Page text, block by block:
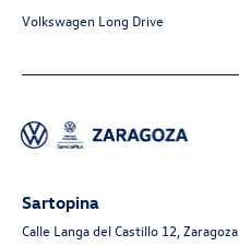
Volkswagen Long Drive
Sartopina
Calle Langa del Castillo 12, Zaragoza